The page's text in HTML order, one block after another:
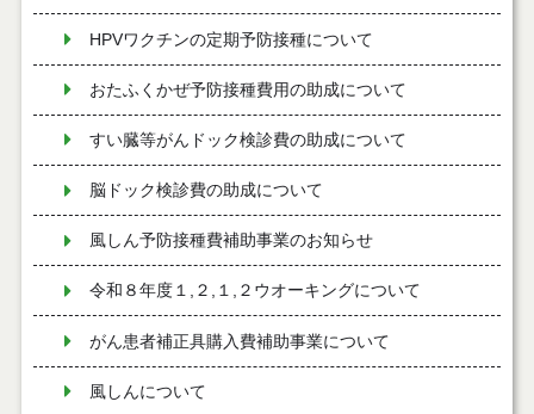
HPVワクチンの定期予防接種について
おたふくかぜ予防接種費用の助成について
すい臓等がんドック検診費の助成について
脳ドック検診費の助成について
風しん予防接種費補助事業のお知らせ
令和８年度１,２,１,２ウオーキングについて
がん患者補正具購入費補助事業について
風しんについて